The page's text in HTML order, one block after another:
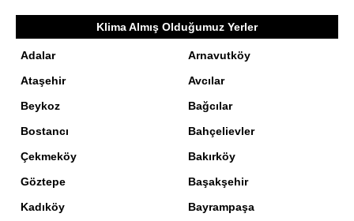
Klima Almış Olduğumuz Yerler
Adalar
Ataşehir
Beykoz
Bostancı
Çekmeköy
Göztepe
Kadıköy
Arnavutköy
Avcılar
Bağcılar
Bahçelievler
Bakırköy
Başakşehir
Bayrampaşa